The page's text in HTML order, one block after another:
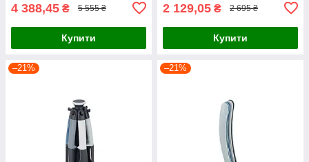
4 388,45 ₴ 5 555 ₴
Купити
2 129,05 ₴ 2 695 ₴
Купити
–21% –21%